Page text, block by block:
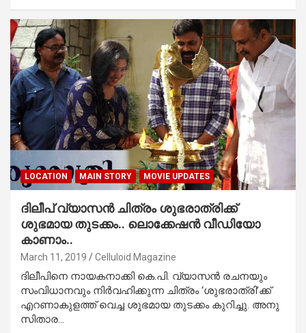
LOCATION MAIN STORY MOVIE UPDATES
ദിലീപ് വ്യാസന്‍ ചിത്രം ശുഭരാത്രിക്ക്
ശുഭമായ തുടക്കം.. ലൊക്കേഷന്‍ വീഡിയോ
കാണാം..
March 11, 2019 Celluloid Magazine
ദിലീപിനെ നായകനാക്കി കെ.പി. വ്യാസന്‍ രചനയും
സംവിധാനവും നിര്‍വഹിക്കുന്ന ചിത്രം ‘ശുഭരാത്രി’ക്ക്
എറണാകുളത്ത് വെച്ച ശുഭമായ തുടക്കം കുറിച്ചു. അനു
സിതാര…